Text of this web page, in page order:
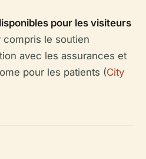
pour les visiteurs
compris le soutien
avec les assurances et
pour les patients (City